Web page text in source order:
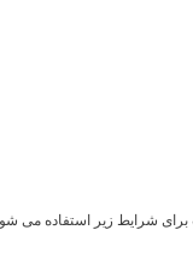
برای شرایط زیر استفاده می